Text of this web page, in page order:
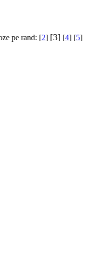
pe rand: [2] [3] [4] [5]